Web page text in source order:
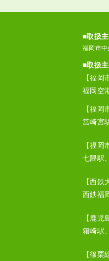
■取扱
福岡市中
■取扱
【福岡
福岡空
【福岡
筥崎宮
【福岡
七隈駅
【西鉄
西鉄福
【鹿児
箱崎駅
【篠栗